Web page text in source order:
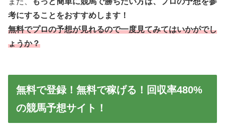
考にすることをおすすめします！
無料でプロの予想が見れるので一度見てみてはいかがでし
ょうか？
無料で登録！無料で稼げる！回収率480%
の競馬予想サイト！